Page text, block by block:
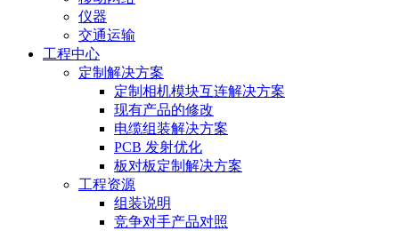
仪器
交通运输
工程中心
定制解决方案
定制相机模块互连解决方案
现有产品的修改
电缆组装解决方案
PCB 发射优化
板对板定制解决方案
工程资源
组装说明
竞争对手产品对照